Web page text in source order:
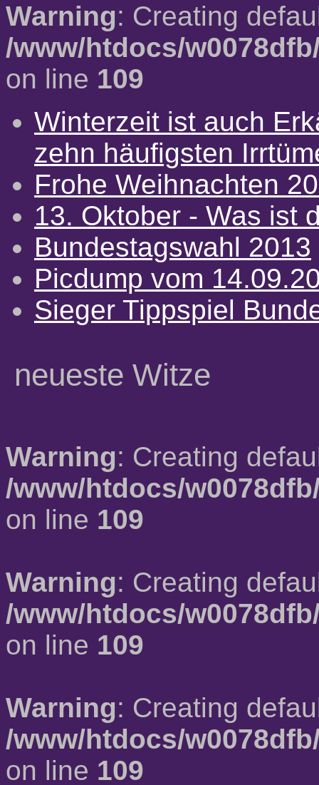
Warning: Creating
/www/htdocs/
on line 109
Winterzeit ist auch
zehn häufigsten
Frohe Weihnachten
13. Oktober - Was ist
Bundestagswahl 2013
Picdump vom
Sieger Tippspiel
neueste Witze
Warning: Creating
/www/htdocs/
on line 109
Warning: Creating
/www/htdocs/
on line 109
Warning: Creating
/www/htdocs/
on line 109